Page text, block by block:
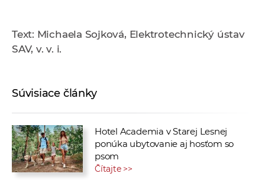
S
Text: Michaela Sojková, Elektrotechnický ústav
SAV, v. v. i.
Súvisiace články
Hotel Academia v Starej Lesnej
ponúka ubytovanie aj hosťom so
psom
Čítajte >>